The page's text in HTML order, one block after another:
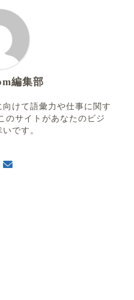
編集部
けて語彙力や仕事に関す
のサイトがあなたのビジ
です。